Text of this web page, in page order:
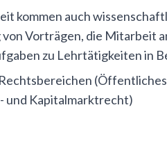
kommen auch
Vorträgen, die Mitarbeit
zu Lehrtätigkeiten in
und Kapitalmarktrecht)